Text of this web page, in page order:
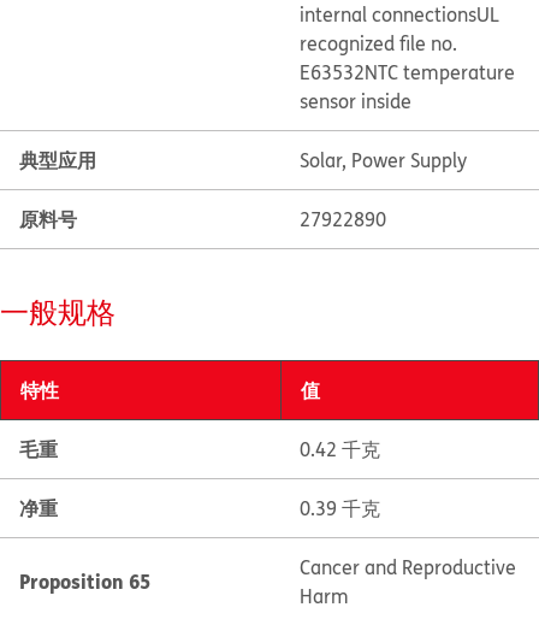
internal connectionsUL
recognized file no.
E63532NTC temperature
sensor inside
典型应用 Solar, Power Supply
原料号 27922890
一般规格
特性 值
毛重 0.42 千克
净重 0.39 千克
Proposition 65
Cancer and Reproductive
Harm